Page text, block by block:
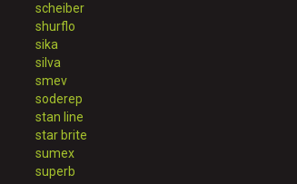
scheiber
shurflo
sika
silva
smev
soderep
stan line
star brite
sumex
superb